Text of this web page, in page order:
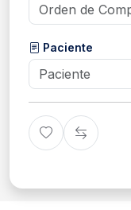
Paciente